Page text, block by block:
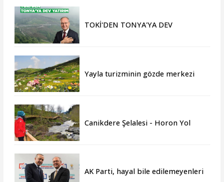
TOKİ'DEN TONYA'YA DEV
Yayla turizminin gözde merkezi
Canikdere Şelalesi - Horon Yol
AK Parti, hayal bile edilemeyenleri